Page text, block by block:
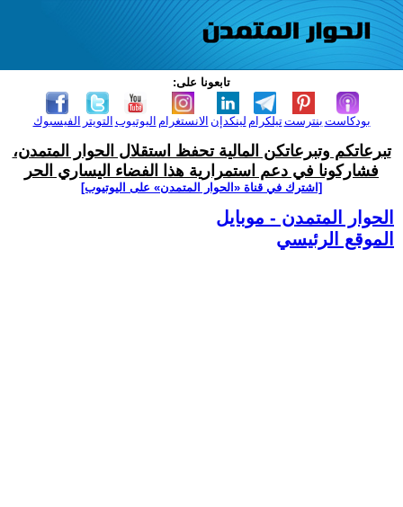
تابعونا على:
الفيسبوك التويتر اليوتيوب الانستغرام لينكدإن تيلكرامبنترست بودكاست
تبرعاتكم وتبرعاتكن المالية تحفظ استقلال الحوار المتمدن،
فشاركونا في دعم استمرارية هذا الفضاء اليساري الحر
[اشترك في قناة ‫«الحوار المتمدن» على اليوتيوب]
الحوار المتمدن - موبايل
الموقع الرئيسي